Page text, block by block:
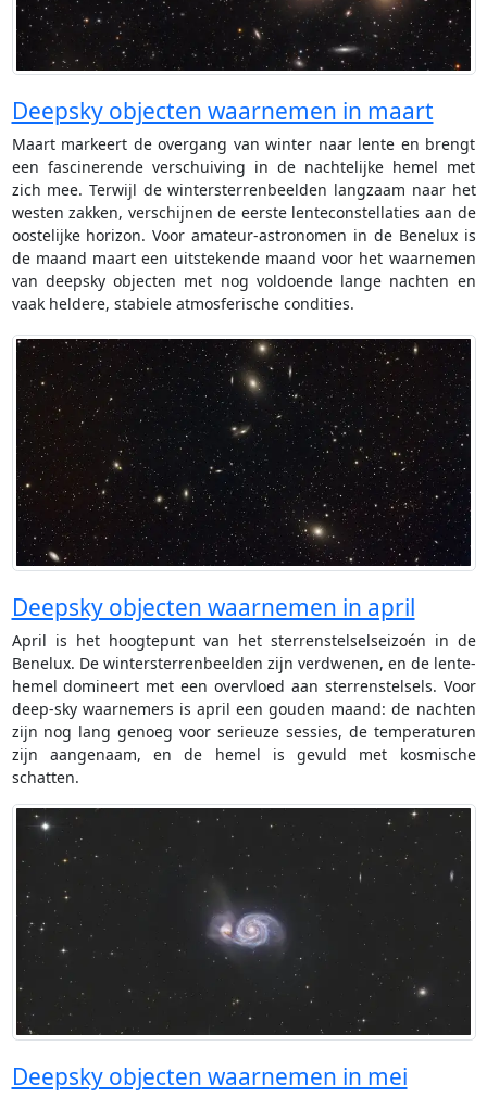
Deepsky objecten waarnemen in maart
Maart markeert de overgang van winter naar lente en brengt
een fascinerende verschuiving in de nachtelijke hemel met
zich mee. Terwijl de wintersterrenbeelden langzaam naar het
westen zakken, verschijnen de eerste lenteconstellaties aan de
oostelijke horizon. Voor amateur-astronomen in de Benelux is
de maand maart een uitstekende maand voor het waarnemen
van deepsky objecten met nog voldoende lange nachten en
vaak heldere, stabiele atmosferische condities.
Deepsky objecten waarnemen in april
April is het hoogtepunt van het sterrenstelselseizoén in de
Benelux. De wintersterrenbeelden zijn verdwenen, en de lente-
hemel domineert met een overvloed aan sterrenstelsels. Voor
deep-sky waarnemers is april een gouden maand: de nachten
zijn nog lang genoeg voor serieuze sessies, de temperaturen
zijn aangenaam, en de hemel is gevuld met kosmische
schatten.
Deepsky objecten waarnemen in mei